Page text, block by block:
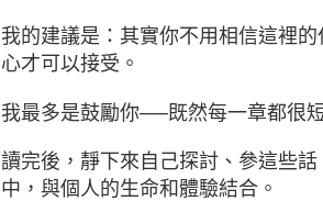
我的建議是：其實你不用相信這裡
心才可以接受。
我最多是鼓勵你──既然每一章都很
讀完後，靜下來自己探討、參這些
中，與個人的生命和體驗結合。